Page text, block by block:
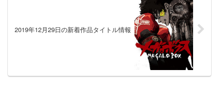
2019年12月29日の新着作品タイトル情報